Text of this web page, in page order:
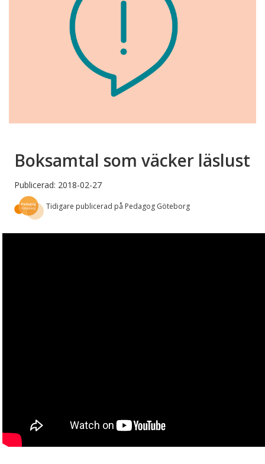
Boksamtal som väcker läslust
Publicerad: 2018-02-27
Tidigare publicerad på Pedagog Göteborg